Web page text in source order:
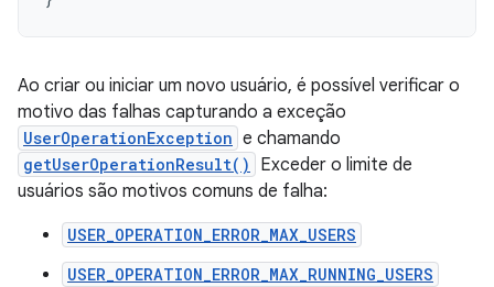
Ao criar ou iniciar um novo usuário, é possível verificar o
motivo das falhas capturando a exceção
UserOperationException e chamando
getUserOperationResult()
Exceder o limite de
usuários são motivos comuns de falha:
USER_OPERATION_ERROR_MAX_USERS
USER_OPERATION_ERROR_MAX_RUNNING_USERS